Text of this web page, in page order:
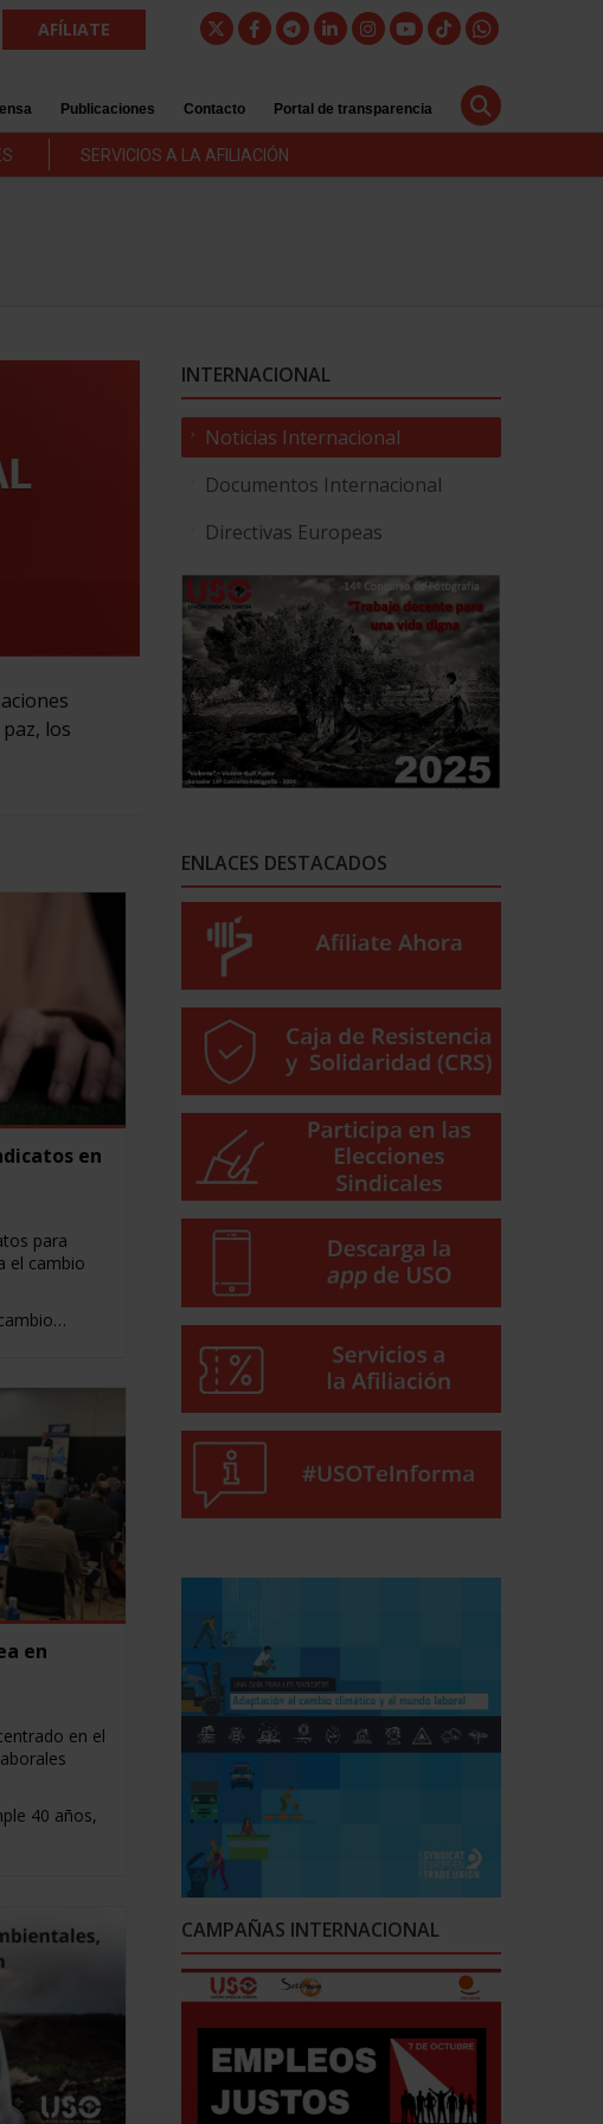
AFÍLIATE
Publicaciones Contacto Portal de transparencia
SERVICIOS A LA AFILIACIÓN
los
en
para
el cambio
en
en el
40 años,
INTERNACIONAL
Noticias Internacional
Documentos Internacional
Directivas Europeas
ENLACES DESTACADOS
CAMPAÑAS INTERNACIONAL